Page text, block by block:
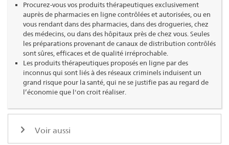
Procurez-vous vos produits thérapeutiques exclusivement
auprès de pharmacies en ligne contrôlées et autorisées, ou en
vous rendant dans des pharmacies, dans des drogueries, chez
des médecins, ou dans des hôpitaux près de chez vous. Seules
les préparations provenant de canaux de distribution contrôlés
sont sûres, efficaces et de qualité irréprochable.
Les produits thérapeutiques proposés en ligne par des
inconnus qui sont liés à des réseaux criminels induisent un
grand risque pour la santé, qui ne se justifie pas au regard de
l’économie que l'on croit réaliser.
Voir aussi